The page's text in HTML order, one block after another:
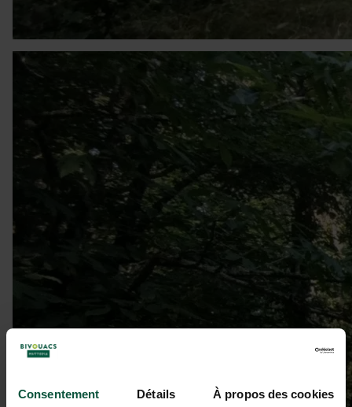
Consentement Détails À propos des cookies